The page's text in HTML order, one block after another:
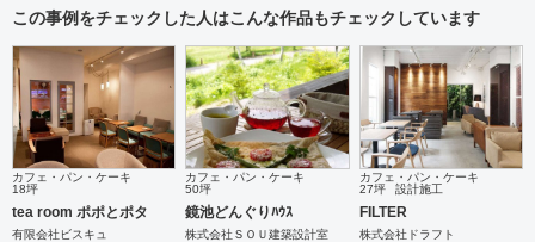
この事例をチェックした人はこんな作品もチェックしています
カフェ・パン・ケーキ
18坪
tea room ポポとポタ
有限会社ビスキュ
カフェ・パン・ケーキ
50坪
鏡池どんぐりﾊｳｽ
株式会社ＳＯＵ建築設計室
カフェ・パン・ケーキ
27坪
設計施工
FILTER
株式会社ドラフト